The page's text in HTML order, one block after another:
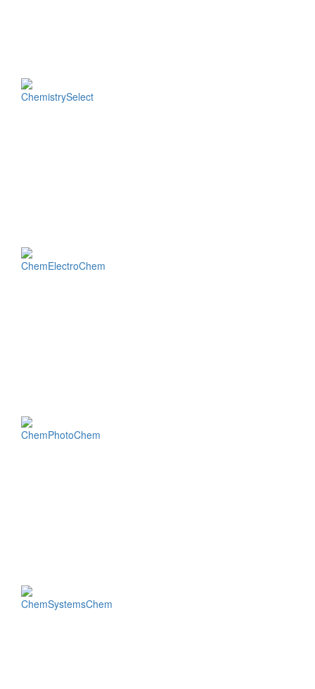
ChemistrySelect
ChemElectroChem
ChemPhotoChem
ChemSystemsChem